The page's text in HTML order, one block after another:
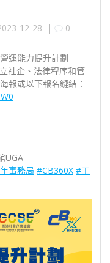
12-28 | 0
運能力提升計劃 –
社企、法律程序和管
報或以下報名鏈結：
UGA
事務局 #CB360X #工